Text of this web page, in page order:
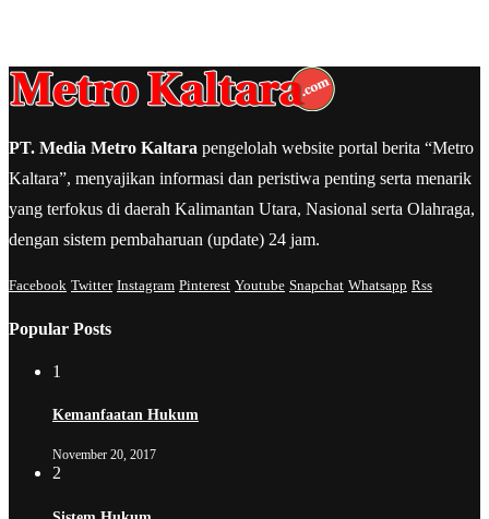
PT. Media Metro Kaltara pengelolah website portal berita “Metro
Kaltara”, menyajikan informasi dan peristiwa penting serta menarik
yang terfokus di daerah Kalimantan Utara, Nasional serta Olahraga,
dengan sistem pembaharuan (update) 24 jam.
Facebook Twitter Instagram Pinterest Youtube Snapchat Whatsapp Rss
Popular Posts
1
Kemanfaatan Hukum
November 20, 2017
2